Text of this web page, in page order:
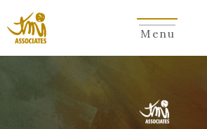
Menu